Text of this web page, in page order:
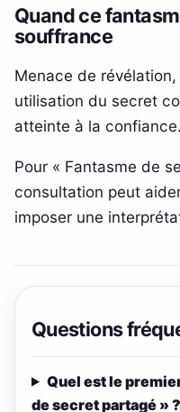
Quand ce
souffrance
Menace de
utilisation du secret
atteinte à la confiance.
Pour « Fantasme de
consultation peut
imposer une
Questions
Quel est le
de secret partagé » ?